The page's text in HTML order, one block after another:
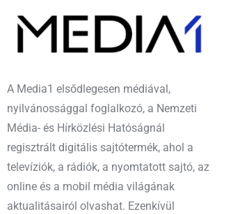
A Media1 elsődlegesen médiával,
nyilvánossággal foglalkozó, a Nemzeti
Média- és Hírközlési Hatóságnál
regisztrált digitális sajtótermék, ahol a
televíziók, a rádiók, a nyomtatott sajtó, az
online és a mobil média világának
aktualitásairól olvashat. Ezenkívül